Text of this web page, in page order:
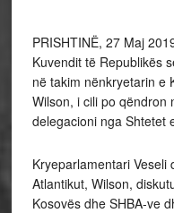
PRISHTINË, 27 Maj
Kuvendit të Republikës
në takim nënkryetarin e
Wilson, i cili po qëndron
delegacioni nga Shtetet
Kryeparlamentari Veseli
Atlantikut, Wilson,
Kosovës dhe SHBA-ve